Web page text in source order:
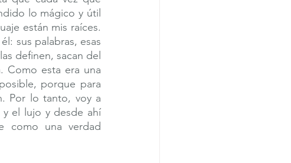
lo mágico y útil
están mis raíces.
sus palabras, esas
definen, sacan del
Como esta era una
porque para
Por lo tanto, voy a
el lujo y desde ahí
como una verdad